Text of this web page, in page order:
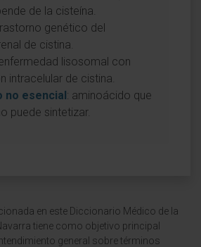
de la cisteína.
genético del
de cistina.
lisosomal con
intracelular de cistina.
no esencial: aminoácido que
puede sintetizar.
en este Diccionario Médico de la
tiene como objetivo principal
general sobre términos